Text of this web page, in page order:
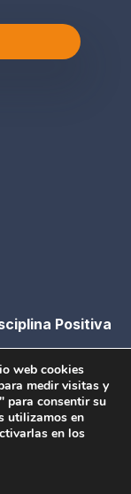
Positiva
Positiva
web cookies
medir visitas y
para consentir su
utilizamos en
en los